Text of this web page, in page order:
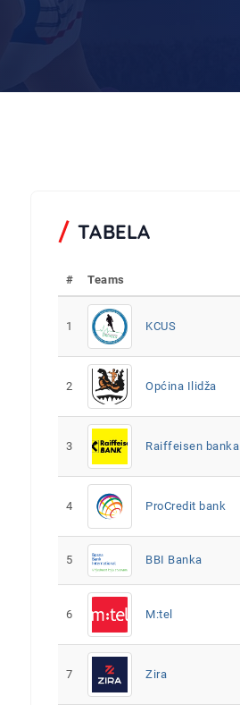
TABELA
# Teams
1 KCUS
2 Općina Ilidža
3 Raiffeisen banka
4 ProCredit bank
5 BBI Banka
6 M:tel
7 Zira